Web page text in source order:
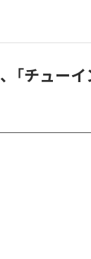
「チュー